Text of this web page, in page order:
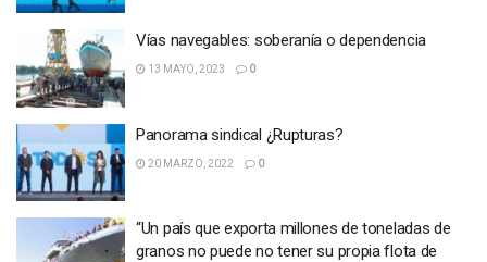
Vías navegables: soberanía o dependencia
13 MAYO, 2023 0
Panorama sindical ¿Rupturas?
20 MARZO, 2022 0
“Un país que exporta millones de toneladas de
granos no puede no tener su propia flota de